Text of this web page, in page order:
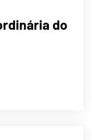
do